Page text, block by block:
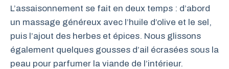
L’assaisonnement se fait en deux temps : d’abord
un massage généreux avec l’huile d’olive et le sel,
puis l’ajout des herbes et épices. Nous glissons
également quelques gousses d’ail écrasées sous la
peau pour parfumer la viande de l’intérieur.